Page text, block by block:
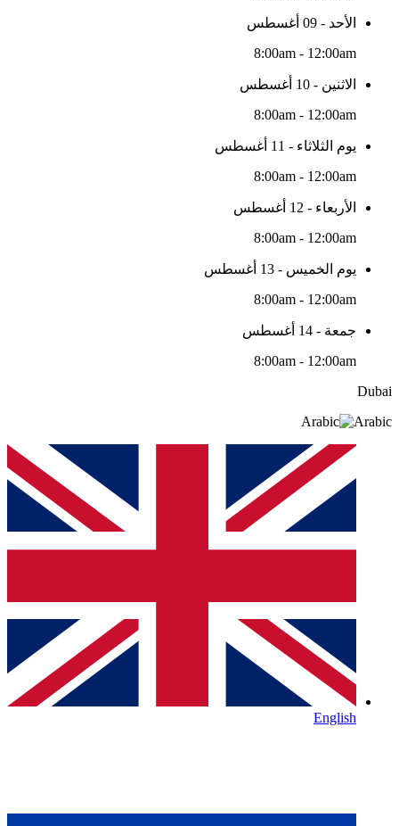
الأحد - 09 أغسطس
8:00am - 12:00am
الاثنين - 10 أغسطس
8:00am - 12:00am
يوم الثلاثاء - 11 أغسطس
8:00am - 12:00am
الأربعاء - 12 أغسطس
8:00am - 12:00am
يوم الخميس - 13 أغسطس
8:00am - 12:00am
جمعة - 14 أغسطس
8:00am - 12:00am
Dubai
Arabic
English